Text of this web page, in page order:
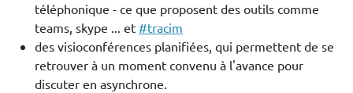
téléphonique - ce que proposent des outils comme
teams, skype ... et #tracim
des visioconférences planifiées, qui permettent de se
retrouver à un moment convenu à l'avance pour
discuter en asynchrone.